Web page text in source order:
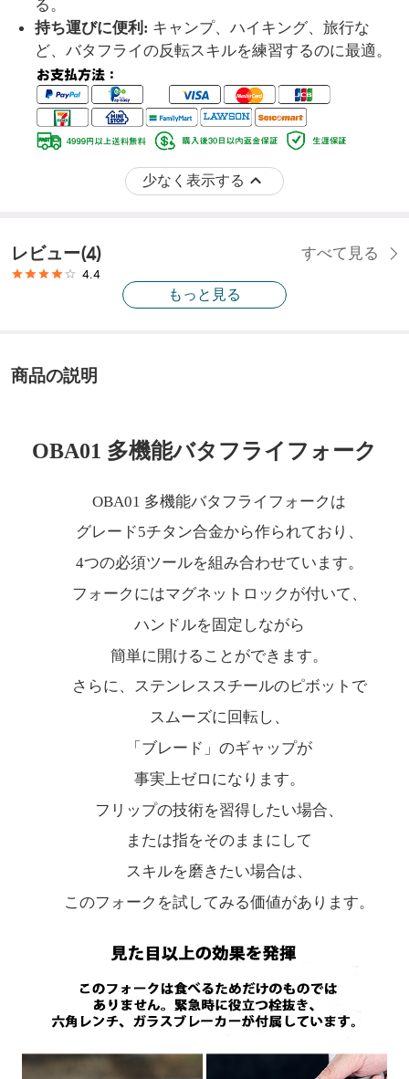
る。
持ち運びに便利: キャンプ、ハイキング、旅行な
ど、バタフライの反転スキルを練習するのに最適。
少なく表示する
レビュー(4) すべて見る
4.4
もっと見る
商品の説明
OBA01 多機能バタフライフォーク
OBA01 多機能バタフライフォークは
グレード5チタン合金から作られており、
4つの必須ツールを組み合わせています。
フォークにはマグネットロックが付いて、
ハンドルを固定しながら
簡単に開けることができます。
さらに、ステンレススチールのピボットで
スムーズに回転し、
「ブレード」のギャップが
事実上ゼロになります。
フリップの技術を習得したい場合、
または指をそのままにして
スキルを磨きたい場合は、
このフォークを試してみる価値があります。